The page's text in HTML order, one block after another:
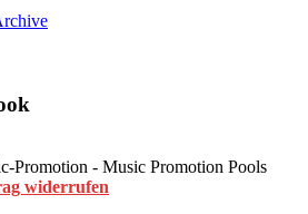
- Music Promotion Pools
widerrufen